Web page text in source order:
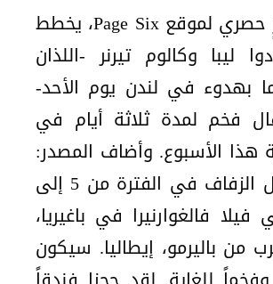
وفقاً لمصدرٍ حصري لموقع Page Six، يخطط
ليبا وكالوم تيرنر -اللذان
بهدوء في لندن يوم الأحد-
فخم لمدة ثلاثة أيام في
هذا الأسبوع. وأضاف المصدر:
“سيُقام حفل الزفاف في الفترة من 5 إلى
فيلا فالغوارنيرا في باغيريا،
من باليرمو، إيطاليا. سيكون